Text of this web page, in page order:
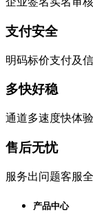
支付安全
明码标价支付及
多快好稳
通道多速度快体
售后无忧
服务出问题客服
产品中心